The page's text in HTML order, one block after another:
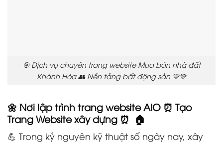
🎯 Dịch vụ chuyên trang website Mua bán nhà đất
Khánh Hòa 👥 Nền tảng bất động sản 💛💚
🌼 Nơi lập trình trang website AIO ⏰ Tạo
Trang Website xây dựng ⏰ 🏠
💪 Trong kỷ nguyên kỹ thuật số ngày nay, xây